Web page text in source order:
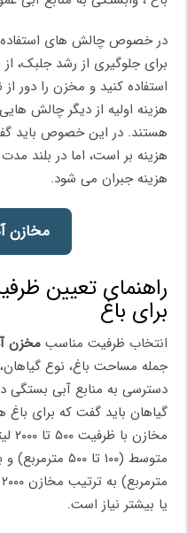
در خصوص چالش ‌های استفاده
برای جلوگیری از رشد جلبک،
استفاده کنید و مخزن را دور
هزینه اولیه از دیگر چالش
هستند. در این خصوص باید
هزینه ‌بر است، اما در بلند
هزینه جبران می‌ شود.
مخازن
راهنمای تعیین
برای باغ
انتخاب ظرفیت مناسبمخزن
جمله مساحت باغ، نوع
دسترسی به منابع آبی بستگی
یا بیشتر نیاز است.